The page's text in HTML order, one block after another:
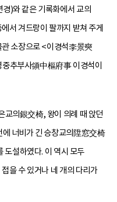
)와 같은 기록화에서 교의
서 겨드랑이 팔까지 받쳐 주게
관 소장으로 <이경석李景奭
추부사領中樞府事 이경석이
교의銀交椅, 왕이 의례 때 앉던
너비가 긴 승창교의陞窓交椅
도설하였다. 이 역시 모두
을 수 있거나 네 개의 다리가